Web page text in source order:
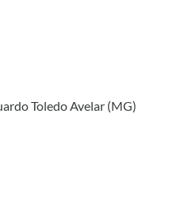
ToledoAvelar (MG)